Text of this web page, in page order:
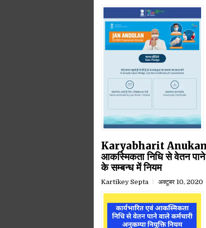
Karyabharit
आकस्मिकता निधि से वेतन पाने
के सम्बन्ध में नियम
Kartikey Septa अक्टूबर 10, 2020